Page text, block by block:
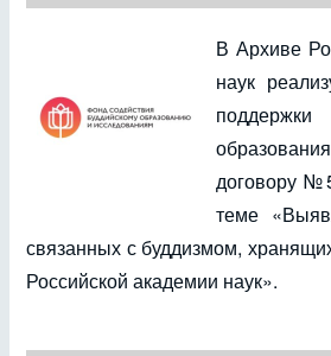
В Архиве
наук
договору
теме
связанных с буддизмом,
Российской академии наук».